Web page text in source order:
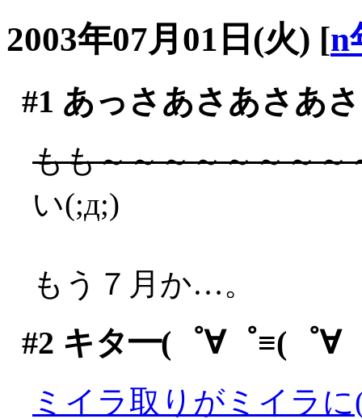
2003年07月01日(火) [n
#1 あっさあさあさあ
もも～～～～～～～～
い(;д;)
もう７月か…。
#2 キタ━(゜∀゜≡(゜∀
ミイラ取りがミイラ